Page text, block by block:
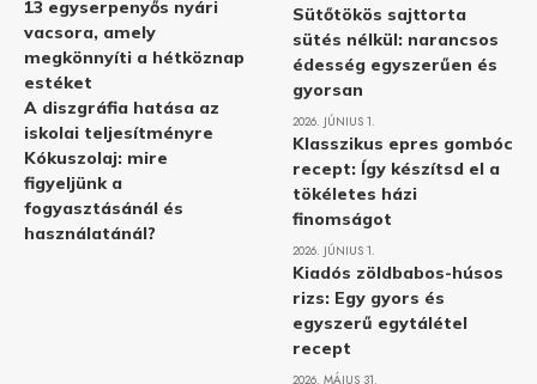
13 egyserpenyős nyári
vacsora, amely
megkönnyíti a hétköznap
estéket
A diszgráfia hatása az
iskolai teljesítményre
Kókuszolaj: mire
figyeljünk a
fogyasztásánál és
használatánál?
Sütőtökös sajttorta
sütés nélkül: narancsos
édesség egyszerűen és
gyorsan
2026. JÚNIUS 1.
Klasszikus epres gombóc
recept: Így készítsd el a
tökéletes házi
finomságot
2026. JÚNIUS 1.
Kiadós zöldbabos-húsos
rizs: Egy gyors és
egyszerű egytálétel
recept
2026. MÁJUS 31.